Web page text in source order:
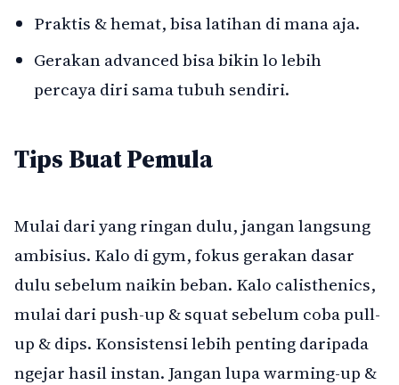
Praktis & hemat, bisa latihan di mana aja.
Gerakan advanced bisa bikin lo lebih
percaya diri sama tubuh sendiri.
Tips Buat Pemula
Mulai dari yang ringan dulu, jangan langsung
ambisius. Kalo di gym, fokus gerakan dasar
dulu sebelum naikin beban. Kalo calisthenics,
mulai dari push-up & squat sebelum coba pull-
up & dips. Konsistensi lebih penting daripada
ngejar hasil instan. Jangan lupa warming-up &